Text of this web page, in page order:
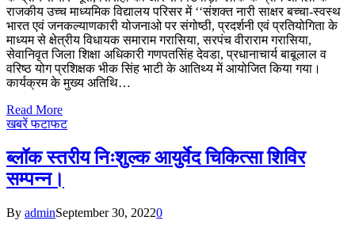
राजकीय उच्च माध्यमिक विद्यालय परिसर में ‘‘संशक्त नारी साक्षर बच्चा-स्वस्थ
भारत एवं जनकल्याणकारी योजनाओ पर संगोष्ठी, प्रदर्शनी एवं प्रतियोगिता के
माध्यम से क्षेत्रीय विधायक समाराम गरासिया, सरपंच वीराराम गरासिया,
सेवानिवृत जिला शिक्षा अधिकारी गणपतसिंह देवडा, प्रधानाचार्य बाबूलाल व
वरिष्ठ योग प्रशिक्षक भीक सिंह भाटी के आतिथ्य में आयोजित किया गया।
कार्यक्रम के मुख्य अतिथि…
Read More
खबरें फटाफट
ब्लॉक स्तरीय निःशुल्क आयुर्वेद चिकित्सा शिविर
सम्पन्न।
By adminSeptember 30, 20220